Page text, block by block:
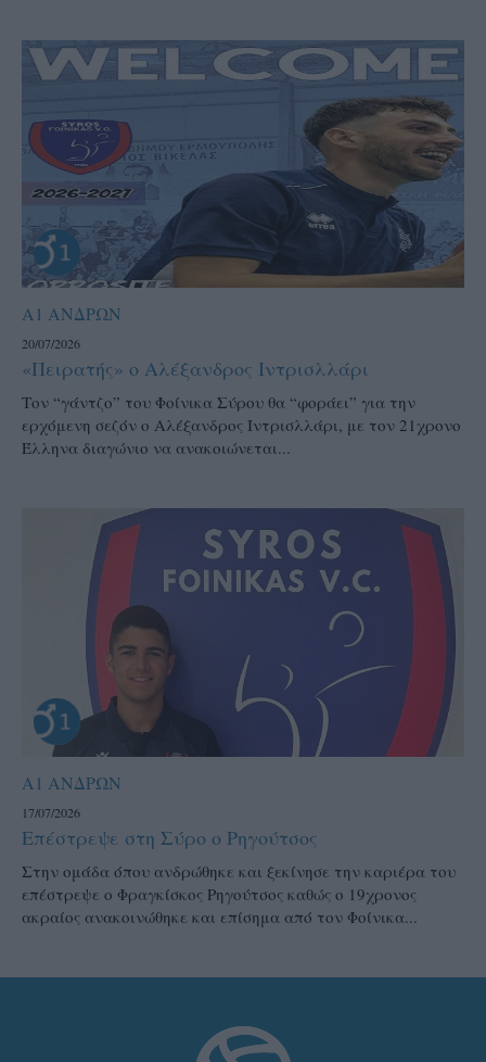
Α1 ΑΝΔΡΩΝ
20/07/2026
«Πειρατής» ο Αλέξανδρος Ιντρισλλάρι
Τον “γάντζο” του Φοίνικα Σύρου θα “φοράει” για την
ερχόμενη σεζόν ο Αλέξανδρος Ιντρισλλάρι, με τον 21χρονο
Έλληνα διαγώνιο να ανακοιώνεται...
Α1 ΑΝΔΡΩΝ
17/07/2026
Επέστρεψε στη Σύρο ο Ρηγούτσος
Στην ομάδα όπου ανδρώθηκε και ξεκίνησε την καριέρα του
επέστρεψε ο Φραγκίσκος Ρηγούτσος καθώς ο 19χρονος
ακραίος ανακοινώθηκε και επίσημα από τον Φοίνικα...